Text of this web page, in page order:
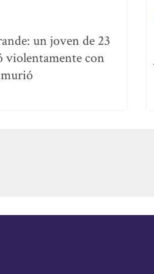
un joven de 23
violentamente con